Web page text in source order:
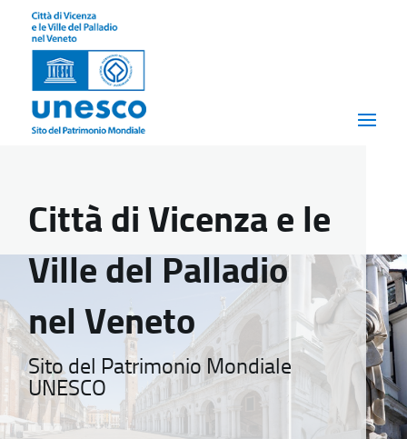
Città di Vicenza e le
Ville del Palladio
nel Veneto
Sito del Patrimonio Mondiale
UNESCO